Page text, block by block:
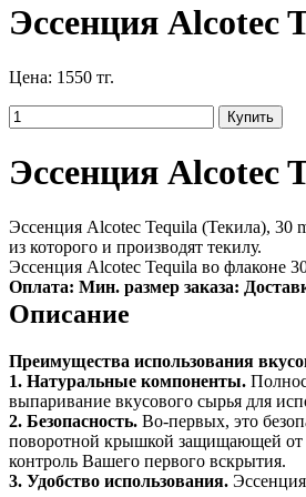
Эссенция Alcotec
Цена: 1550 тг.
Эссенция Alcotec
Эссенция Alcotec Tequila (Текила), 30
из которого и производят текилу.
Эссенция Alcotec Tequila во флаконе
Оплата: Мин. размер заказа:
Описание
Преимущества использования
1. Натуральные компоненты.
выпаривание вкусового сырья для
2. Безопасность. Во-первых, это
поворотной крышкой защищающей от
контроль Вашего первого вскрытия.
3. Удобство использования. Эссенция